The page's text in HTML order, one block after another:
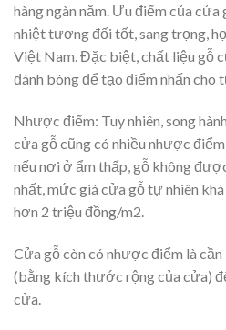
hàng ngàn năm. Ưu điểm của cửa
nhiệt tương đối tốt, sang trọng,
Việt Nam. Đặc biệt, chất liệu gỗ
đánh bóng để tạo điểm nhấn cho
Nhược điểm: Tuy nhiên, song
cửa gỗ cũng có nhiều nhược
nếu nơi ở ẩm thấp, gỗ không
nhất, mức giá cửa gỗ tự nhiên
hơn 2 triệu đồng/m2.
Cửa gỗ còn có nhược điểm là
(bằng kích thước rộng của cửa)
cửa.